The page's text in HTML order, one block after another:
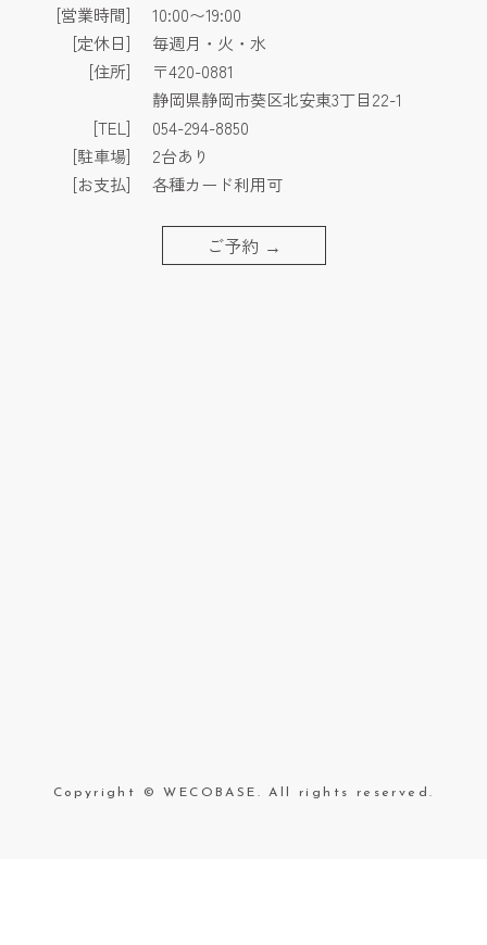
[営業時間]
10:00〜19:00
[定休日]
毎週月・火・水
[住所]
〒420-0881
静岡県静岡市葵区北安東3丁目22-1
[TEL]
054-294-8850
[駐車場]
2台あり
[お支払]
各種カード利用可
ご予約 →
Copyright © WECOBASE. All rights reserved.